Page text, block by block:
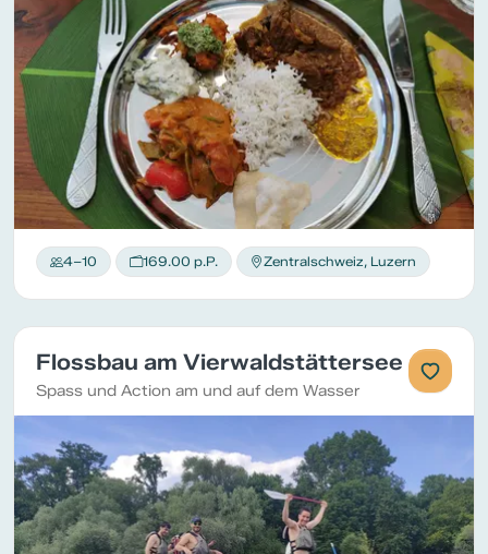
4–10 169.00 p.P. Zentralschweiz, Luzern
Flossbau am Vierwaldstättersee
Spass und Action am und auf dem Wasser